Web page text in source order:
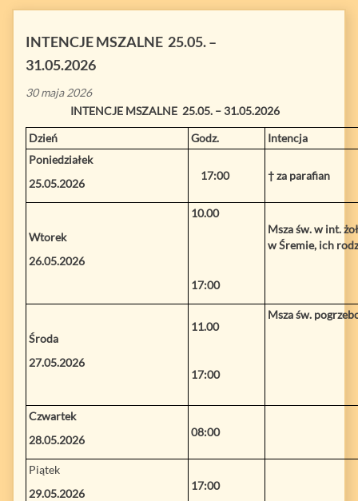
INTENCJE MSZALNE 25.05. –
31.05.2026
30 maja 2026
INTENCJE MSZALNE 25.05. – 31.05.2026
Dzień
Godz.
Intencja
Poniedziałek
25.05.2026
17:00 † za parafian
Wtorek
26.05.2026
10.00
17:00
Msza św. w int.
w Śremie, ich
Środa
27.05.2026
11.00
17:00
Msza św.
Czwartek
28.05.2026
08:00
Piątek
29.05.2026
17:00